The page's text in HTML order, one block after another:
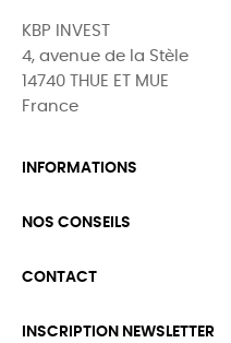
KBP INVEST
4, avenue de la Stèle
14740 THUE ET MUE
France
INFORMATIONS
NOS CONSEILS
CONTACT
INSCRIPTION NEWSLETTER